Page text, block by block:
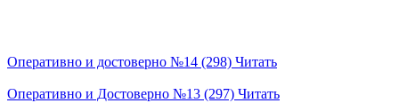
Оперативно и достоверно №14 (298) Читать
Оперативно и Достоверно №13 (297) Читать